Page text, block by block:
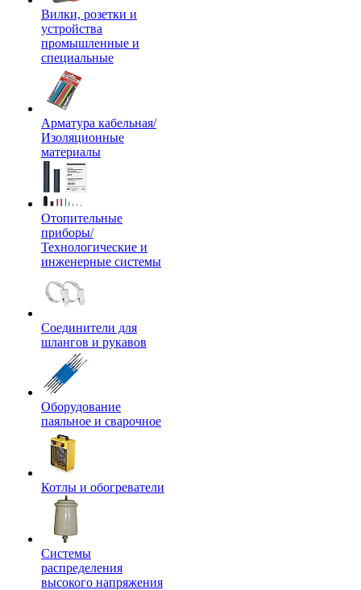
Вилки, розетки и
устройства
промышленные и
специальные
Арматура кабельная/
Изоляционные
материалы
Отопительные
приборы/
Технологические и
инженерные системы
Соединители для
шлангов и рукавов
Оборудование
паяльное и сварочное
Котлы и обогреватели
Системы
распределения
высокого напряжения